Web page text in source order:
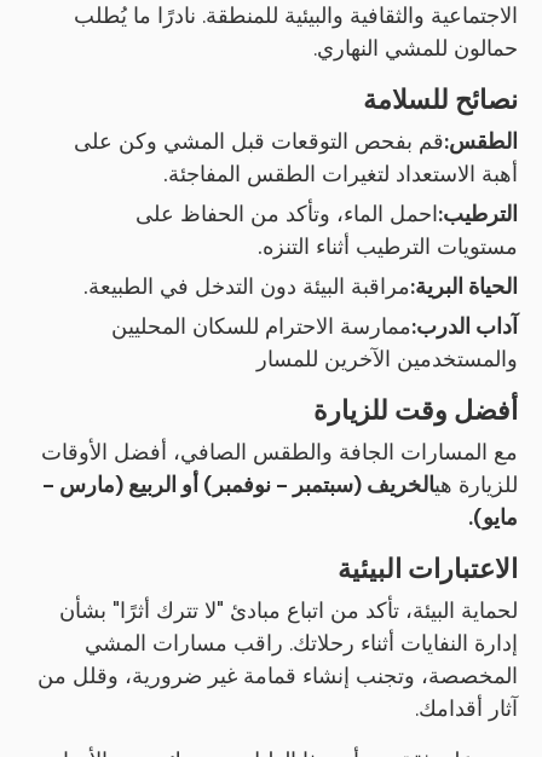
الاجتماعية والثقافية والبيئية للمنطقة. نادرًا ما يُطلب
حمالون للمشي النهاري.
نصائح للسلامة
الطقس:قم بفحص التوقعات قبل المشي وكن على
أهبة الاستعداد لتغيرات الطقس المفاجئة.
الترطيب:احمل الماء، وتأكد من الحفاظ على
مستويات الترطيب أثناء التنزه.
الحياة البرية:مراقبة البيئة دون التدخل في الطبيعة.
آداب الدرب:ممارسة الاحترام للسكان المحليين
والمستخدمين الآخرين للمسار
أفضل وقت للزيارة
مع المسارات الجافة والطقس الصافي، أفضل الأوقات
للزيارة هيالخريف (سبتمبر - نوفمبر) أو الربيع (مارس -
مايو).
الاعتبارات البيئية
لحماية البيئة، تأكد من اتباع مبادئ "لا تترك أثرًا" بشأن
إدارة النفايات أثناء رحلاتك. راقب مسارات المشي
المخصصة، وتجنب إنشاء قمامة غير ضرورية، وقلل من
آثار أقدامك.